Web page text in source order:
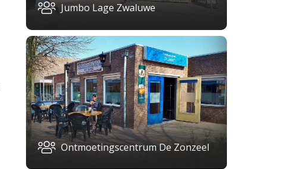
Jumbo Lage Zwaluwe
Ontmoetingscentrum De Zonzeel